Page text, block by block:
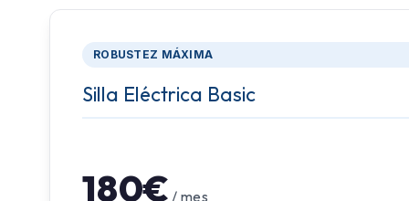
ROBUSTEZ MÁXIMA
Silla Eléctrica Basic
180€ / mes